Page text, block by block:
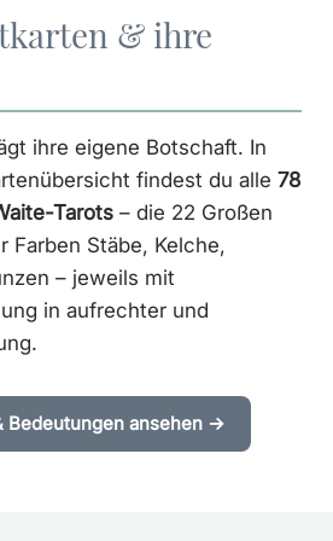
& ihre
ihre eigene Botschaft. In
findest du alle 78
Tarots – die 22 Großen
Farben Stäbe, Kelche,
– jeweils mit
in aufrechter und
Bedeutungen ansehen →